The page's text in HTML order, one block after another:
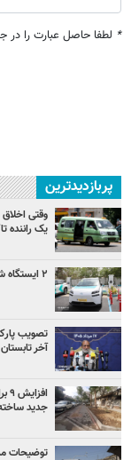
* لطفا حاصل عبارت را در
پربازدیدترین
وقتی
یک راننده
۲ ایستگاه شارژ تاکسی‌های برقی در آستانه بهره‌برداری
آخر
جدید
توضیحات